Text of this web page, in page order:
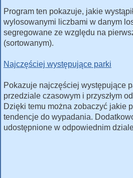
Program ten pokazuje, jakie
wylosowanymi liczbami w danym
segregowane ze względu na
(sortowanym).
Najczęściej występujące parki
Pokazuje najczęściej występujące
przedziale czasowym i przyszłym
Dzięki temu można zobaczyć jakie
tendencje do wypadania.
udostępnione w odpowiednim